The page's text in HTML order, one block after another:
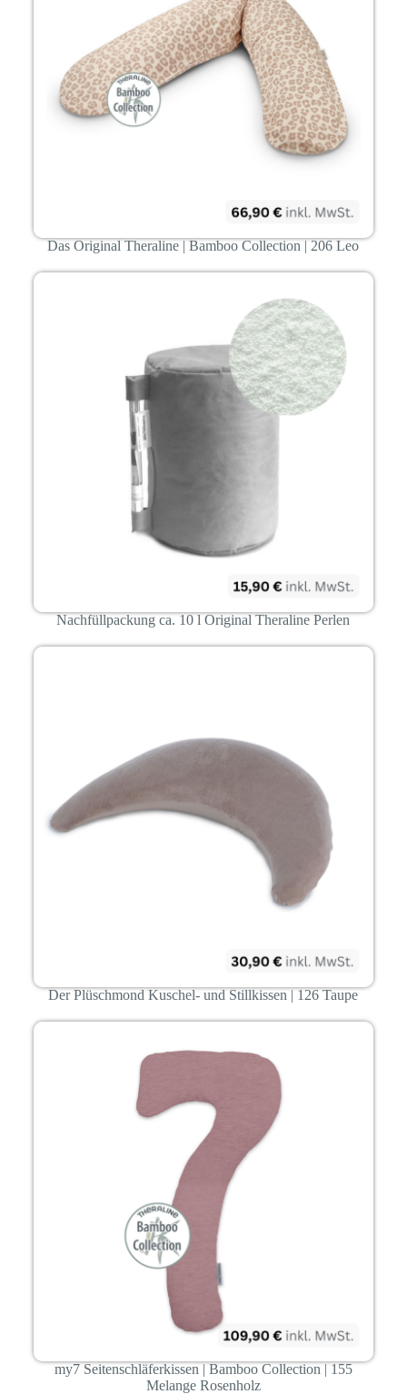
Das Original Theraline | Bamboo Collection | 206 Leo
Nachfüllpackung ca. 10 l Original Theraline Perlen
Der Plüschmond Kuschel- und Stillkissen | 126 Taupe
my7 Seitenschläferkissen | Bamboo Collection | 155
Melange Rosenholz